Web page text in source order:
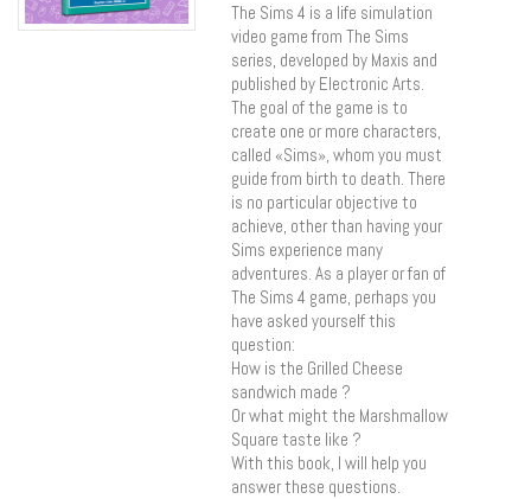
The Sims 4 is a life simulation
video game from The Sims
series, developed by Maxis and
published by Electronic Arts.
The goal of the game is to
create one or more characters,
called «Sims», whom you must
guide from birth to death. There
is no particular objective to
achieve, other than having your
Sims experience many
adventures. As a player or fan of
The Sims 4 game, perhaps you
have asked yourself this
question:
How is the Grilled Cheese
sandwich made ?
Or what might the Marshmallow
Square taste like ?
With this book, I will help you
answer these questions.